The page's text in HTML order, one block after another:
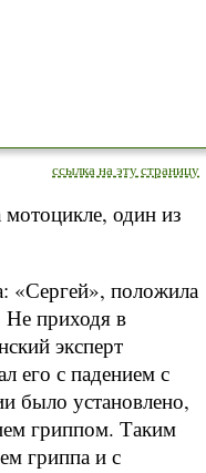
ссылка на эту страницу
один из
«Сергей», положила
Не приходя в
эксперт
его с падением с
было установлено,
гриппом. Таким
гриппа и с